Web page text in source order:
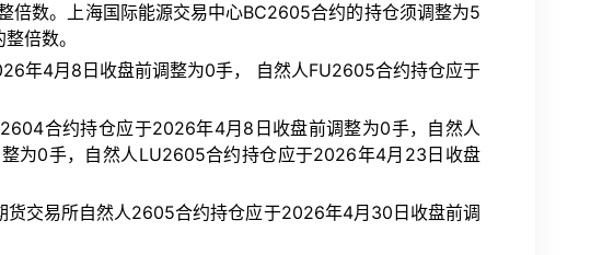
数。上海国际能源交易中心BC2605合约的持仓须调整为5
倍数。
年4月8日收盘前调整为0手， 自然人FU2605合约持仓应于
合约持仓应于2026年4月8日收盘前调整为0手，自然人
为0手，自然人LU2605合约持仓应于2026年4月23日收盘
货交易所自然人2605合约持仓应于2026年4月30日收盘前调